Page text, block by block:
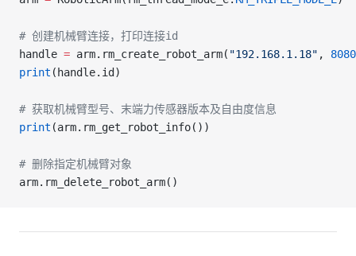
# 创建机械臂连接，打印连接id
handle = arm.rm_create_robot_arm( "192.168.1.18" , 8080
print (handle.id)
# 获取机械臂型号、末端力传感器版本及自由度信息
print (arm.rm_get_robot_info())
# 删除指定机械臂对象
arm.rm_delete_robot_arm()